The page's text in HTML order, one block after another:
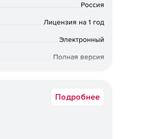
модели
и норм расхода воды.
выносок по типу без
с учетом размеров и
Россия
Лицензия на 1 год
Электронный
Полная версия
Подробнее